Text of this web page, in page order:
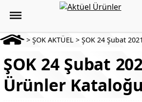
> ŞOK AKTÜEL > ŞOK 24 Şubat 2021
ŞOK 24 Şubat
Ürünler Kataloğu